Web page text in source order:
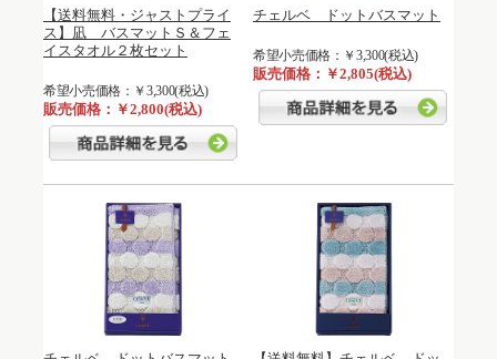
【送料無料・ジャストプライ
ス】凪 バスマットＳ＆フェ
イスタオル２枚セット
希望小売価格：￥3,300(税込)
販売価格：￥2,800(税込)
チェルベ ドットバスマット
希望小売価格：￥3,300(税込)
販売価格：￥2,805(税込)